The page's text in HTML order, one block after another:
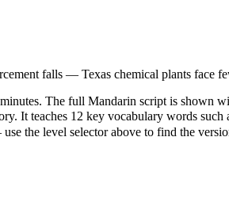
falls — Texas chemical plants face
The full Mandarin script is
It teaches 12 key vocabulary words
the level selector above to find the